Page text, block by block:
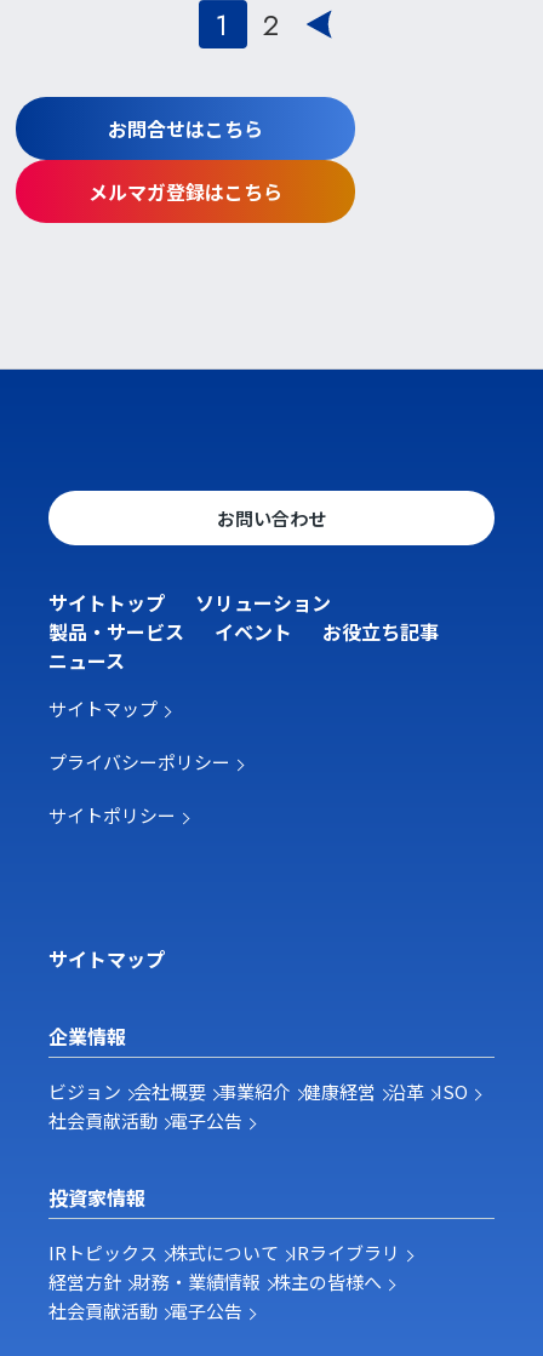
の
ペー
ジ
送
1 2
お問合せはこちら
メルマガ登録はこちら
お問い合わせ
サイトトップ
ソリューション
製品・サービス
イベント
お役立ち記事
ニュース
サイトマップ
プライバシーポリシー
サイトポリシー
サイトマップ
企業情報
ビジョン 会社概要 事業紹介 健康経営 沿革 ISO
社会貢献活動 電子公告
投資家情報
IRトピックス 株式について IRライブラリ
経営方針 財務・業績情報 株主の皆様へ
社会貢献活動 電子公告